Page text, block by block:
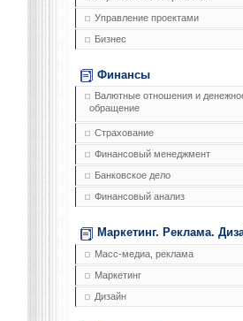
Управление проектами
Бизнес
Финансы
Валютные отношения и
обращение
Страхование
Финансовый менеджмент
Банковское дело
Финансовый анализ
Маркетинг. Реклама.
Масс-медиа, реклама
Маркетинг
Дизайн